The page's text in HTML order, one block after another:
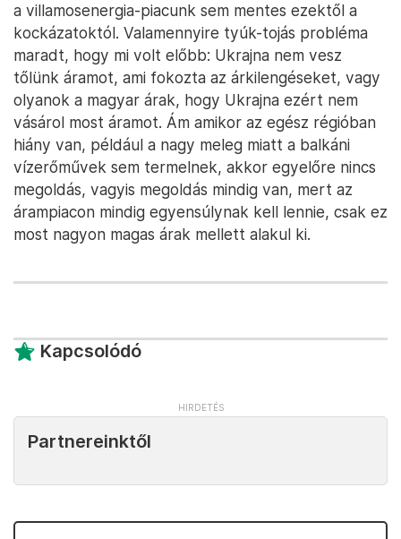
a villamosenergia-piacunk sem mentes ezektől a
kockázatoktól. Valamennyire tyúk-tojás probléma
maradt, hogy mi volt előbb: Ukrajna nem vesz
tőlünk áramot, ami fokozta az árkilengéseket, vagy
olyanok a magyar árak, hogy Ukrajna ezért nem
vásárol most áramot. Ám amikor az egész régióban
hiány van, például a nagy meleg miatt a balkáni
vízerőművek sem termelnek, akkor egyelőre nincs
megoldás, vagyis megoldás mindig van, mert az
árampiacon mindig egyensúlynak kell lennie, csak ez
most nagyon magas árak mellett alakul ki.
Kapcsolódó
Partnereinktől